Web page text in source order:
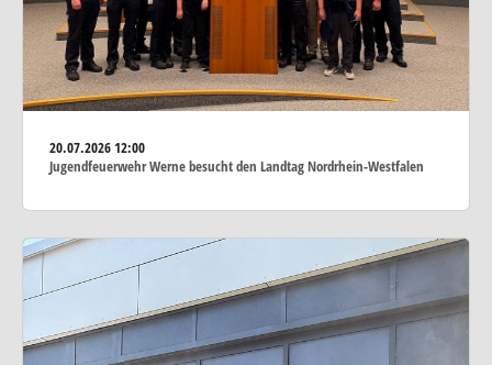
20.07.202612:00
Jugendfeuerwehr Werne besucht den Landtag Nordrhein-Westfalen